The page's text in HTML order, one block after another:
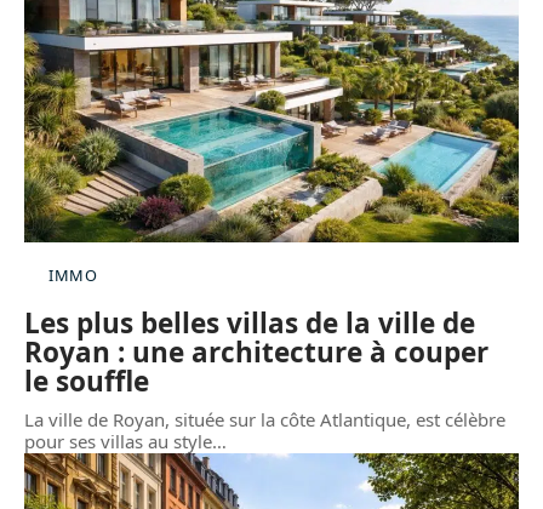
IMMO
Les plus belles villas de la ville de
Royan : une architecture à couper
le souffle
La ville de Royan, située sur la côte Atlantique, est célèbre
pour ses villas au style…